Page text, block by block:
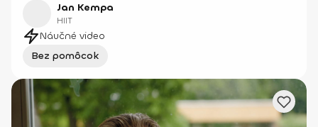
Jan Kempa
HIIT
Náučné video
Bez pomôcok